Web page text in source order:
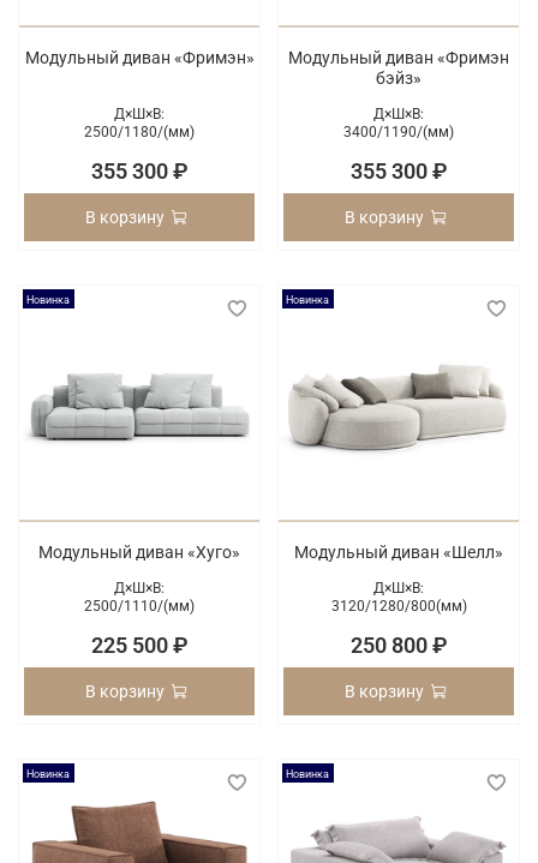
Модульный диван «Фримэн»
Д×Ш×В:
2500/1180/(мм)
355 300 ₽
В корзину
Модульный диван «Фримэн
бэйз»
Д×Ш×В:
3400/1190/(мм)
355 300 ₽
В корзину
Новинка
Модульный диван «Хуго»
Д×Ш×В:
2500/1110/(мм)
225 500 ₽
В корзину
Новинка
Модульный диван «Шелл»
Д×Ш×В:
3120/1280/800(мм)
250 800 ₽
В корзину
Новинка Новинка